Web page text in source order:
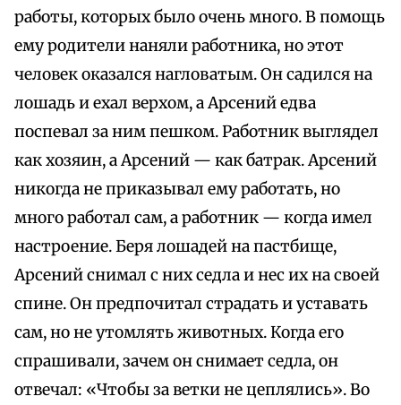
работы, которых было очень много. В помощь
ему родители наняли работника, но этот
человек оказался нагловатым. Он садился на
лошадь и ехал верхом, а Арсений едва
поспевал за ним пешком. Работник выглядел
как хозяин, а Арсений — как батрак. Арсений
никогда не приказывал ему работать, но
много работал сам, а работник — когда имел
настроение. Беря лошадей на пастбище,
Арсений снимал с них седла и нес их на своей
спине. Он предпочитал страдать и уставать
сам, но не утомлять животных. Когда его
спрашивали, зачем он снимает седла, он
отвечал: «Чтобы за ветки не цеплялись». Во